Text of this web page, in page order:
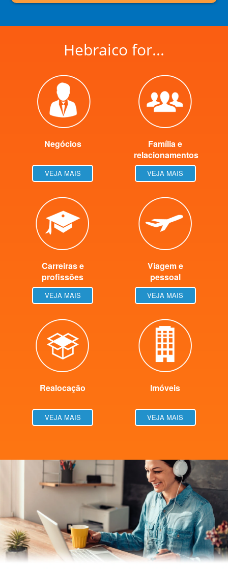
Hebraico for...
Negócios
VEJA MAIS
Família e
relacionamentos
VEJA MAIS
Carreiras e
profissões
VEJA MAIS
Viagem e
pessoal
VEJA MAIS
Realocação
VEJA MAIS
Imóveis
VEJA MAIS